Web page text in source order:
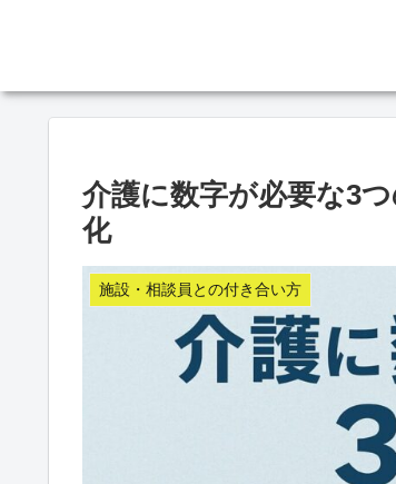
介護に数字が必要な3
化
施設・相談員との付き合い方